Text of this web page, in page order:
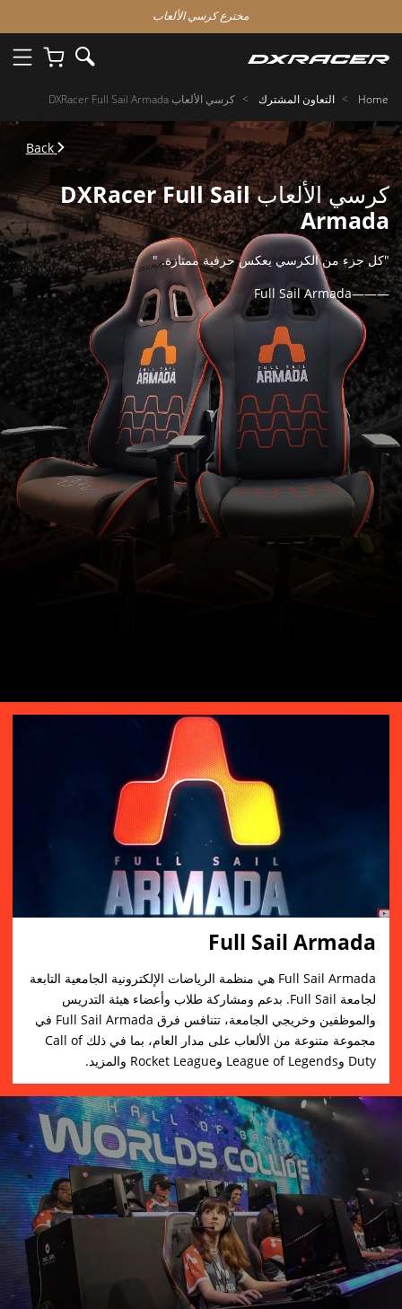
مخترع كرسي الألعاب
Home التعاون المشترك كرسي الألعاب DXRacer Full Sail Armada
Back
كرسي الألعاب DXRacer Full Sail
Armada
"كل جزء من الكرسي يعكس حرفية ممتازة. "
———Full Sail Armada
Full Sail Armada
Full Sail Armada هي منظمة الرياضات الإلكترونية الجامعية التابعة
لجامعة Full Sail. بدعم ومشاركة طلاب وأعضاء هيئة التدريس
والموظفين وخريجي الجامعة، تتنافس فرق Full Sail Armada في
مجموعة متنوعة من الألعاب على مدار العام، بما في ذلك Call of
Duty وLeague of Legends وRocket League والمزيد.